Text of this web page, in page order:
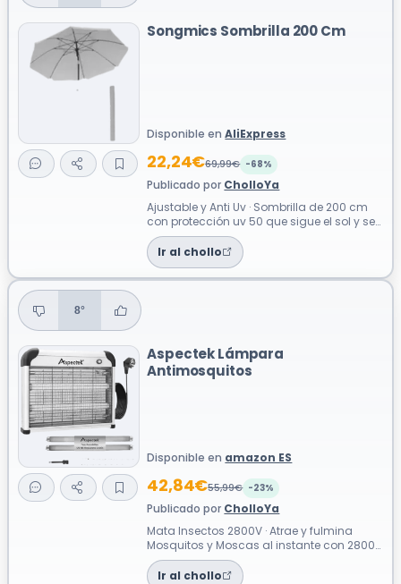
Songmics Sombrilla 200 Cm
Disponible enAliExpress
22,24€69,99€ -68%
Publicado por CholloYa
Ajustable y Anti Uv · Sombrilla de 200 cm
con protección uv 50 que sigue el sol y se
ajusta en Altura para cubrirte s...
Ir al chollo
8°
Aspectek Lámpara
Antimosquitos
Disponible en amazon ES
42,84€55,99€ -23%
Publicado por CholloYa
Mata Insectos 2800V · Atrae y fulmina
Mosquitos y Moscas al instante con 2800V
cubriendo hasta 464 m² sin químicos.
Ir al chollo